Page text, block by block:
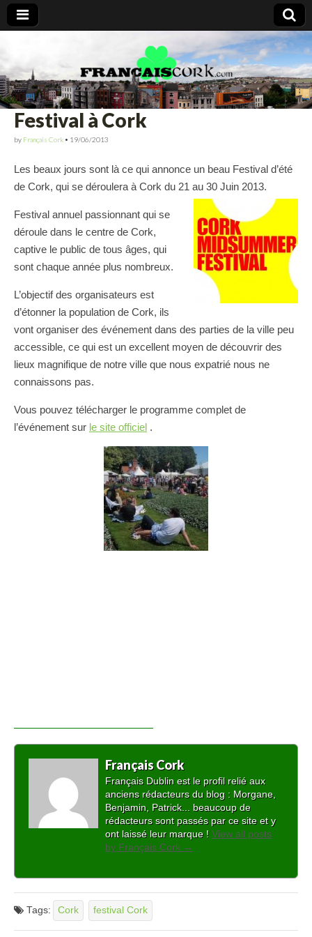
Francais Cork
Festival à Cork
by Français Cork • 19/06/2013
Les beaux jours sont là ce qui annonce un beau Festival d’été
de Cork, qui se déroulera à Cork du 21 au 30 Juin 2013.
Festival annuel passionnant qui se
déroule dans le centre de Cork,
captive le public de tous âges, qui
sont chaque année plus nombreux.
L’objectif des organisateurs est
d’étonner la population de Cork, ils
vont organiser des événement dans des parties de la ville peu
accessible, ce qui est un excellent moyen de découvrir des
lieux magnifique de notre ville que nous expatrié nous ne
connaissons pas.
Vous pouvez télécharger le programme complet de
l’événement sur le site officiel .
Français Cork
Français Dublin est le profil relié aux
anciens rédacteurs du blog : Morgane,
Benjamin, Patrick... beaucoup de
rédacteurs sont passés par ce site et y
ont laissé leur marque ! View all posts
by Français Cork →
Tags: Cork festival Cork